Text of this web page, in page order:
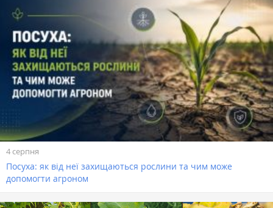
4 серпня
Посуха: як від неї захищаються рослини та чим може
допомогти агроном